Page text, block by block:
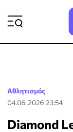
Αθλητισμός
04.06.2026 23:54
Diamond